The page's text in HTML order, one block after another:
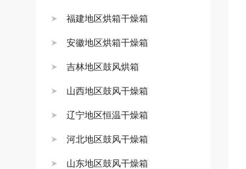
福建地区烘箱干燥箱
安徽地区烘箱干燥箱
吉林地区鼓风烘箱
山西地区鼓风干燥箱
辽宁地区恒温干燥箱
河北地区鼓风干燥箱
山东地区鼓风干燥箱